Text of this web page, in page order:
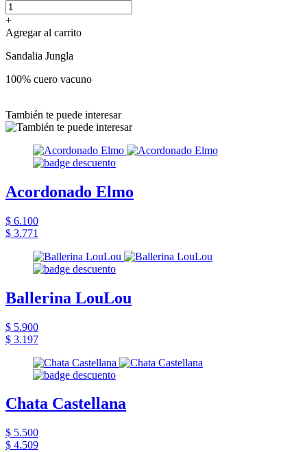
+
Agregar al carrito
Sandalia Jungla
100% cuero vacuno
También te puede interesar
Acordonado Elmo
$ 6.100
$ 3.771
Ballerina LouLou
$ 5.900
$ 3.197
Chata Castellana
$ 5.500
$ 4.509